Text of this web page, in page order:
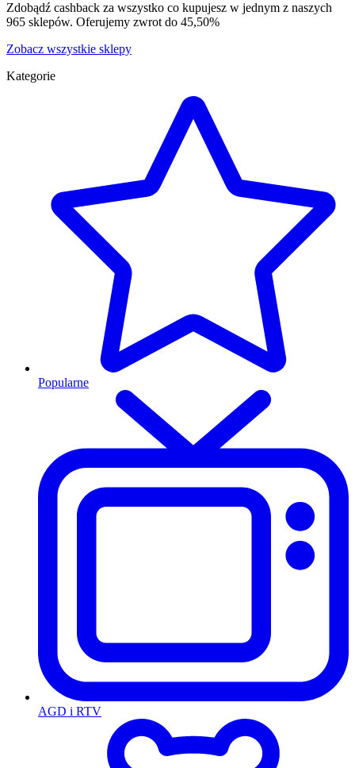
Zdobądź cashback za wszystko co kupujesz w jednym z naszych
965 sklepów. Oferujemy zwrot do 45,50%
Zobacz wszystkie sklepy
Kategorie
Popularne
AGD i RTV